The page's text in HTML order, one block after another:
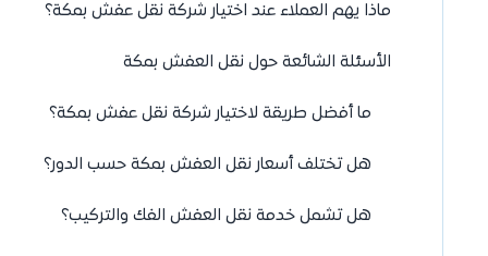
ماذا يهم العملاء عند اختيار شركة نقل عفش بمكة؟
الأسئلة الشائعة حول نقل العفش بمكة
ما أفضل طريقة لاختيار شركة نقل عفش بمكة؟
هل تختلف أسعار نقل العفش بمكة حسب الدور؟
هل تشمل خدمة نقل العفش الفك والتركيب؟